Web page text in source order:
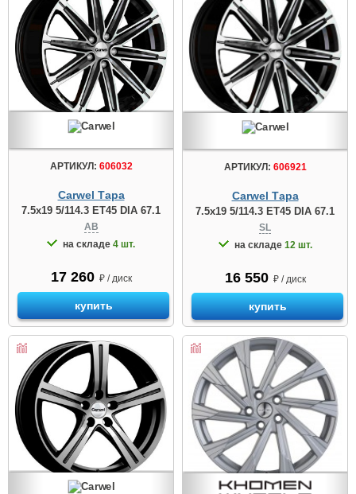
АРТИКУЛ: 606032
Carwel Тара
7.5x19 5/114.3 ET45 DIA 67.1
AB
на складе 4 шт.
17 260 ₽ / диск
купить
АРТИКУЛ: 606921
Carwel Тара
7.5x19 5/114.3 ET45 DIA 67.1
SL
на складе 12 шт.
16 550 ₽ / диск
купить